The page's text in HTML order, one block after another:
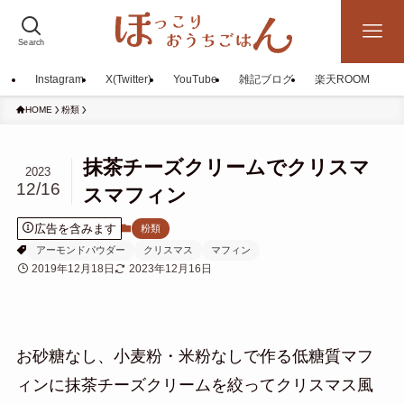
Search
Instagram X(Twitter) YouTube 雑記ブログ 楽天ROOM
HOME 粉類
抹茶チーズクリームでクリスマ
スマフィン
2023
12/16
広告を含みます
粉類
アーモンドパウダー
クリスマス マフィン
2019年12月18日 2023年12月16日
お砂糖なし、小麦粉・米粉なしで作る低糖質マフ
ィンに抹茶チーズクリームを絞ってクリスマス風